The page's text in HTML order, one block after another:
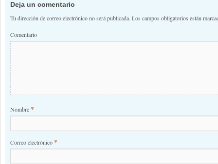
Deja un comentario
Tu dirección de correo electrónico no será publicada. Los campos obligatorios están
Comentario
Nombre *
Correo electrónico *